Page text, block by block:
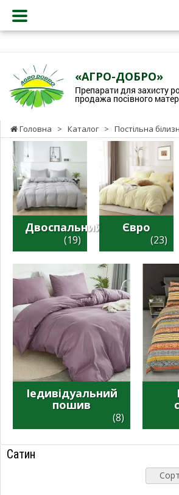
«АГРО-ДОБРО»
Препарати для захисту
продажа посівного
Головна > Каталог > Постільна
Двоспальний
(19)
Євро
(23)
Іедивідуальний
пошив
(8)
Сатин